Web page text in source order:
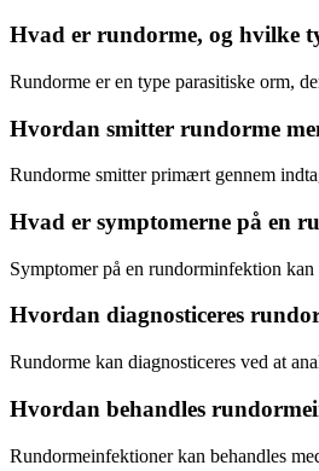
Hvad er rundorme, og hvilke
Rundorme er en type parasitiske orm,
Hvordan smitter rundorme
Rundorme smitter primært gennem
Hvad er symptomerne på en
Symptomer på en rundorminfektion
Hvordan diagnosticeres
Rundorme kan diagnosticeres ved at
Hvordan behandles
Rundormeinfektioner kan behandles